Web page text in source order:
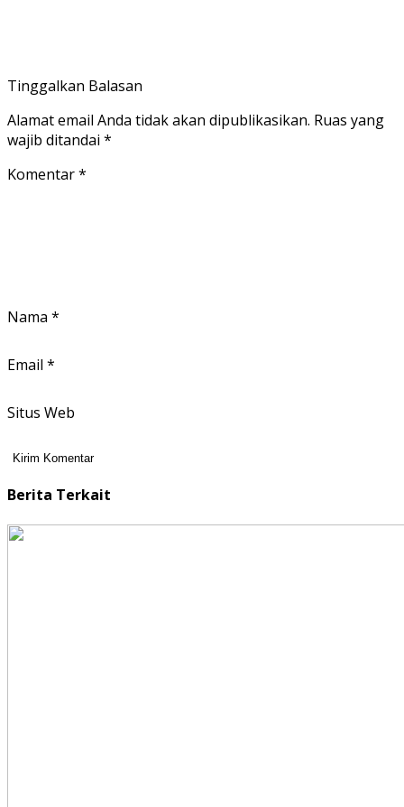
Tinggalkan Balasan
Alamat email Anda tidak akan dipublikasikan. Ruas yang
wajib ditandai *
Komentar*
Nama *
Email *
Situs Web
Berita Terkait